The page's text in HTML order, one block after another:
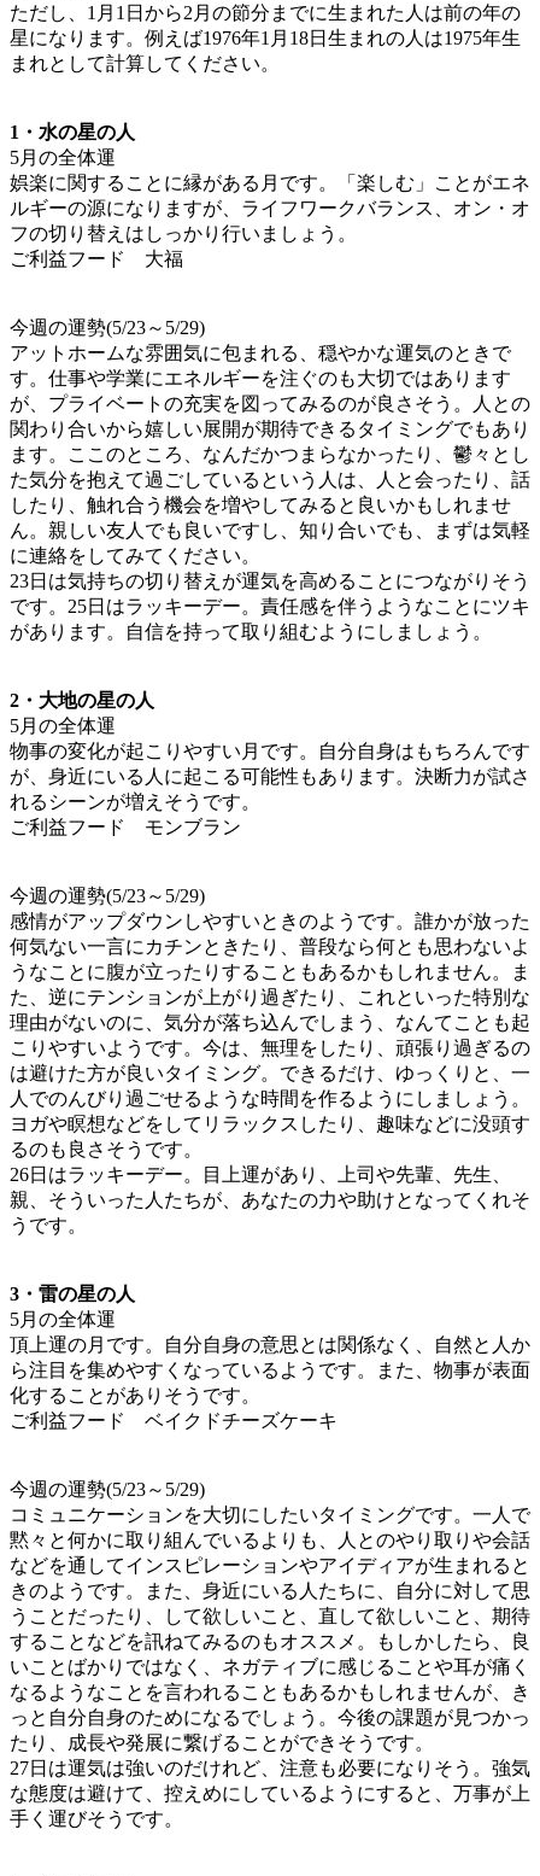
ただし、1月1日から2月の節分までに生まれた人は前の年の
星になります。例えば1976年1月18日生まれの人は1975年生
まれとして計算してください。
1・水の星の人
5月の全体運
娯楽に関することに縁がある月です。「楽しむ」ことがエネ
ルギーの源になりますが、ライフワークバランス、オン・オ
フの切り替えはしっかり行いましょう。
ご利益フード 大福
今週の運勢(5/23～5/29)
アットホームな雰囲気に包まれる、穏やかな運気のときで
す。仕事や学業にエネルギーを注ぐのも大切ではあります
が、プライベートの充実を図ってみるのが良さそう。人との
関わり合いから嬉しい展開が期待できるタイミングでもあり
ます。ここのところ、なんだかつまらなかったり、鬱々とし
た気分を抱えて過ごしているという人は、人と会ったり、話
したり、触れ合う機会を増やしてみると良いかもしれませ
ん。親しい友人でも良いですし、知り合いでも、まずは気軽
に連絡をしてみてください。
23日は気持ちの切り替えが運気を高めることにつながりそう
です。25日はラッキーデー。責任感を伴うようなことにツキ
があります。自信を持って取り組むようにしましょう。
2・大地の星の人
5月の全体運
物事の変化が起こりやすい月です。自分自身はもちろんです
が、身近にいる人に起こる可能性もあります。決断力が試さ
れるシーンが増えそうです。
ご利益フード モンブラン
今週の運勢(5/23～5/29)
感情がアップダウンしやすいときのようです。誰かが放った
何気ない一言にカチンときたり、普段なら何とも思わないよ
うなことに腹が立ったりすることもあるかもしれません。ま
た、逆にテンションが上がり過ぎたり、これといった特別な
理由がないのに、気分が落ち込んでしまう、なんてことも起
こりやすいようです。今は、無理をしたり、頑張り過ぎるの
は避けた方が良いタイミング。できるだけ、ゆっくりと、一
人でのんびり過ごせるような時間を作るようにしましょう。
ヨガや瞑想などをしてリラックスしたり、趣味などに没頭す
るのも良さそうです。
26日はラッキーデー。目上運があり、上司や先輩、先生、
親、そういった人たちが、あなたの力や助けとなってくれそ
うです。
3・雷の星の人
5月の全体運
頂上運の月です。自分自身の意思とは関係なく、自然と人か
ら注目を集めやすくなっているようです。また、物事が表面
化することがありそうです。
ご利益フード ベイクドチーズケーキ
今週の運勢(5/23～5/29)
コミュニケーションを大切にしたいタイミングです。一人で
黙々と何かに取り組んでいるよりも、人とのやり取りや会話
などを通してインスピレーションやアイディアが生まれると
きのようです。また、身近にいる人たちに、自分に対して思
うことだったり、して欲しいこと、直して欲しいこと、期待
することなどを訊ねてみるのもオススメ。もしかしたら、良
いことばかりではなく、ネガティブに感じることや耳が痛く
なるようなことを言われることもあるかもしれませんが、き
っと自分自身のためになるでしょう。今後の課題が見つかっ
たり、成長や発展に繋げることができそうです。
27日は運気は強いのだけれど、注意も必要になりそう。強気
な態度は避けて、控えめにしているようにすると、万事が上
手く運びそうです。